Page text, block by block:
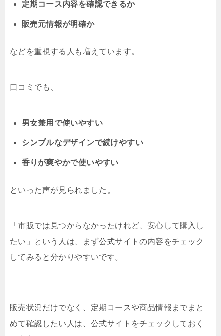
定期コース内容を確認できるか
販売元情報が明確か
などを重視する人も増えています。
口コミでも、
男女兼用で使いやすい
シンプルなデザインで続けやすい
香りが爽やかで使いやすい
といった声が見られました。
「市販では見つからなかったけれど、安心して購入し
たい」という人は、まず公式サイトの内容をチェック
してみると分かりやすいです。
販売状況だけでなく、定期コースや商品情報までまと
めて確認したい人は、公式サイトをチェックしておく